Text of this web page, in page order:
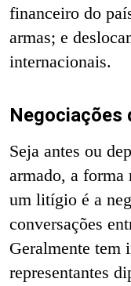
financeiro do
armas; e
internacionais.
Negociações
Seja antes ou
armado, a forma
um litígio é a
conversações
Geralmente tem
representantes